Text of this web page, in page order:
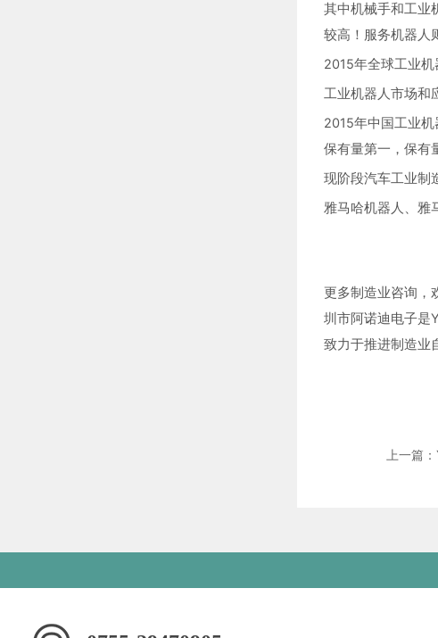
其中机械手和工业
较高！服务机器人
2015年全球工业机
工业机器人市场和
2015年中国工业
保有量第一，保有
现阶段汽车工业制
雅马哈机器人、雅
更多制造业咨询，
圳市阿诺迪电子是
致力于推进制造业
上一篇